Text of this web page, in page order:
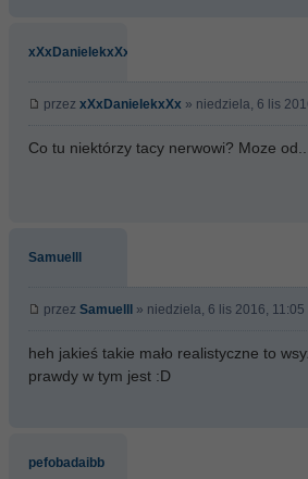
xXxDanielekxXx
przez xXxDanielekxXx » niedziela, 6 lis
Co tu niektórzy tacy nerwowi? Moze
Samuelll
przez Samuelll » niedziela, 6 lis 2016, 11:05
heh jakieś takie mało realistyczne to
prawdy w tym jest :D
pefobadaibb